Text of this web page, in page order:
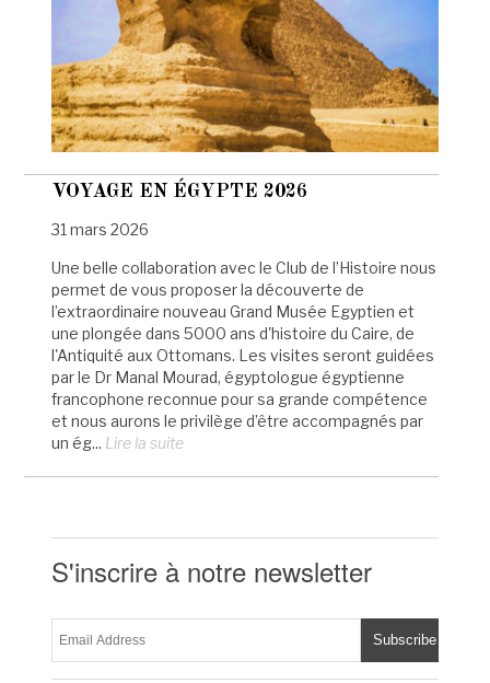
VOYAGE EN ÉGYPTE 2026
31 mars 2026
Une belle collaboration avec le Club de l’Histoire nous
permet de vous proposer la découverte de
l’extraordinaire nouveau Grand Musée Egyptien et
une plongée dans 5000 ans d'histoire du Caire, de
l'Antiquité aux Ottomans. Les visites seront guidées
par le Dr Manal Mourad, égyptologue égyptienne
francophone reconnue pour sa grande compétence
et nous aurons le privilège d’être accompagnés par
un ég... Lire la suite
S'inscrire à notre newsletter